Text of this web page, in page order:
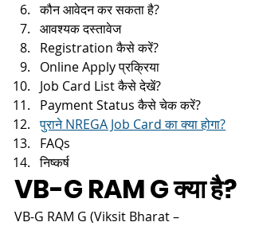
कौन आवेदन कर सकता है?
आवश्यक दस्तावेज
Registration कैसे करें?
Online Apply प्रक्रिया
Job Card List कैसे देखें?
Payment Status कैसे चेक करें?
पुराने NREGA Job Card का क्या होगा?
FAQs
निष्कर्ष
VB-G RAM G क्या है?
VB-G RAM G (Viksit Bharat –